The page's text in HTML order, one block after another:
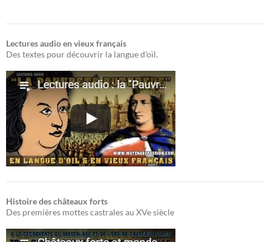
Lectures audio en vieux français
Des textes pour découvrir la langue d'oïl.
Histoire des châteaux forts
Des premières mottes castrales au XVe siècle